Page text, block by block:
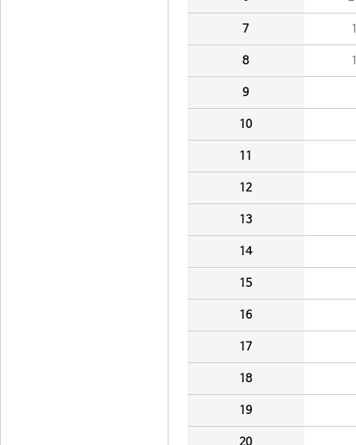
7
8
9
10
11
12
13
14
15
16
17
18
19
20